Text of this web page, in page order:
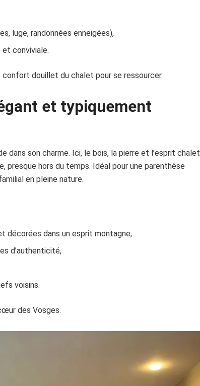
luge, randonnées enneigées),
conviviale.
confort douillet du chalet pour se ressourcer.
et typiquement
dans son charme. Ici, le bois, la pierre et l’esprit chalet
presque hors du temps. Idéal pour une parenthèse
en pleine nature.
décorées dans un esprit montagne,
d’authenticité,
voisins.
des Vosges.